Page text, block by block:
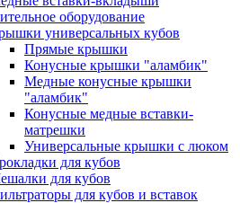
оборудование
универсальных кубов
Прямые крышки
Конусные крышки "аламбик"
Медные конусные крышки
"аламбик"
Конусные медные вставки-
матрешки
Универсальные крышки с люком
для кубов
для кубов
для кубов и вставок